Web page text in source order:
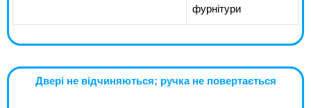
фурнітури
Двері не відчиняються; ручка не повертається